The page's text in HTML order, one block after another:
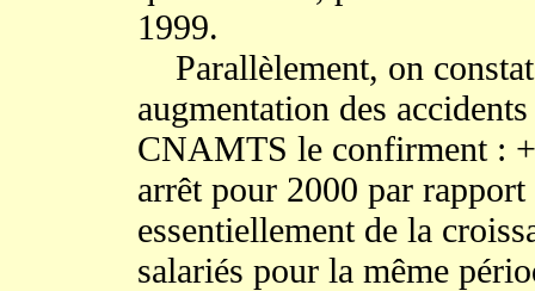
1999.
Parallèlement, on
augmentation des
CNAMTS le confirment :
arrêt pour 2000 par
essentiellement de la
salariés pour la même